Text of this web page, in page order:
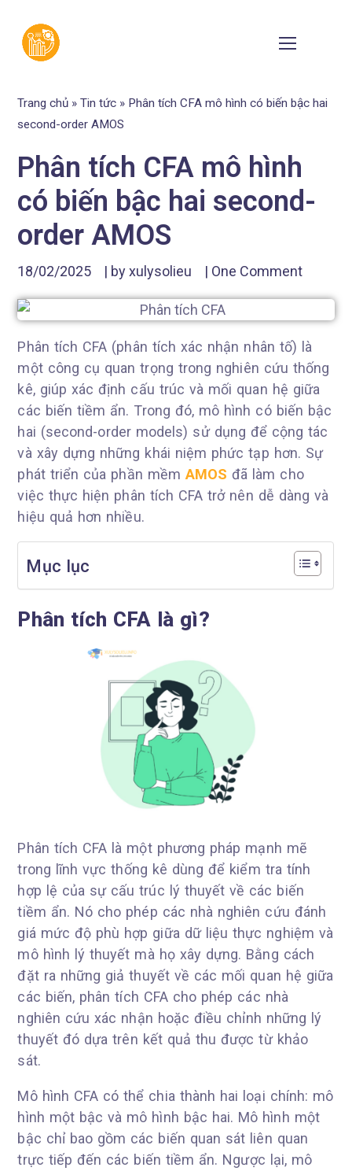
Trang chủ »Tin tức » Phân tích CFA mô hình có biến bậc hai
second-order AMOS
Phân tích CFA mô hình
có biến bậc hai second-
order AMOS
18/02/2025 | byxulysolieu | One Comment
Phân tích CFA (phân tích xác nhận nhân tố) là
một công cụ quan trọng trong nghiên cứu thống
kê, giúp xác định cấu trúc và mối quan hệ giữa
các biến tiềm ẩn. Trong đó, mô hình có biến bậc
hai (second-order models) sử dụng để cộng tác
và xây dựng những khái niệm phức tạp hơn. Sự
phát triển của phần mềm AMOS đã làm cho
việc thực hiện phân tích CFA trở nên dễ dàng và
hiệu quả hơn nhiều.
Mục lục
Phân tích CFA là gì?
Phân tích CFA là một phương pháp mạnh mẽ
trong lĩnh vực thống kê dùng để kiểm tra tính
hợp lệ của sự cấu trúc lý thuyết về các biến
tiềm ẩn. Nó cho phép các nhà nghiên cứu đánh
giá mức độ phù hợp giữa dữ liệu thực nghiệm và
mô hình lý thuyết mà họ xây dựng. Bằng cách
đặt ra những giả thuyết về các mối quan hệ giữa
các biến, phân tích CFA cho phép các nhà
nghiên cứu xác nhận hoặc điều chỉnh những lý
thuyết đó dựa trên kết quả thu được từ khảo
sát.
Mô hình CFA có thể chia thành hai loại chính: mô
hình một bậc và mô hình bậc hai. Mô hình một
bậc chỉ bao gồm các biến quan sát liên quan
trực tiếp đến các biến tiềm ẩn. Ngược lại, mô